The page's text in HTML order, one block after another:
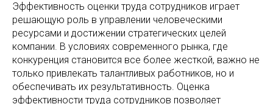
Эффективность оценки труда сотрудников играет
решающую роль в управлении человеческими
ресурсами и достижении стратегических целей
компании. В условиях современного рынка, где
конкуренция становится все более жесткой, важно не
только привлекать талантливых работников, но и
обеспечивать их результативность. Оценка
эффективности труда сотрудников позволяет